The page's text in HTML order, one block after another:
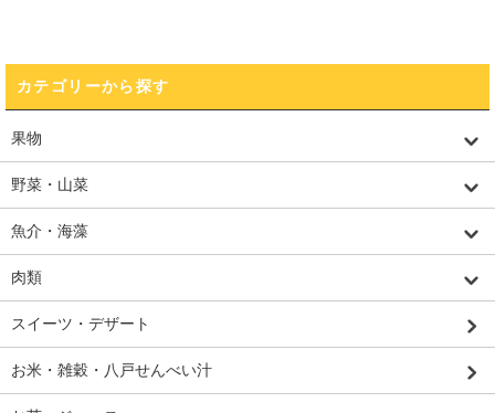
カテゴリーから探す
果物
野菜・山菜
魚介・海藻
肉類
スイーツ・デザート
お米・雑穀・八戸せんべい汁